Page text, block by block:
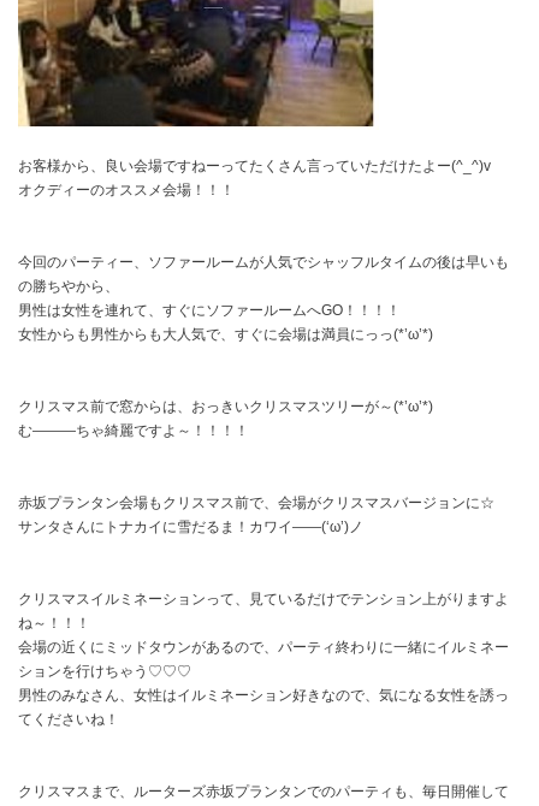
お客様から、良い会場ですねーってたくさん言っていただけたよー(^_^)v
オクディーのオススメ会場！！！
今回のパーティー、ソファールームが人気でシャッフルタイムの後は早いも
の勝ちやから、
男性は女性を連れて、すぐにソファールームへGO！！！！
女性からも男性からも大人気で、すぐに会場は満員にっっ(*’ω’*)
クリスマス前で窓からは、おっきいクリスマスツリーが～(*’ω’*)
む―――ちゃ綺麗ですよ～！！！！
赤坂プランタン会場もクリスマス前で、会場がクリスマスバージョンに☆
サンタさんにトナカイに雪だるま！カワイ――(‘ω’)ノ
クリスマスイルミネーションって、見ているだけでテンション上がりますよ
ね～！！！
会場の近くにミッドタウンがあるので、パーティ終わりに一緒にイルミネー
ションを行けちゃう♡♡♡
男性のみなさん、女性はイルミネーション好きなので、気になる女性を誘っ
てくださいね！
クリスマスまで、ルーターズ赤坂プランタンでのパーティも、毎日開催して